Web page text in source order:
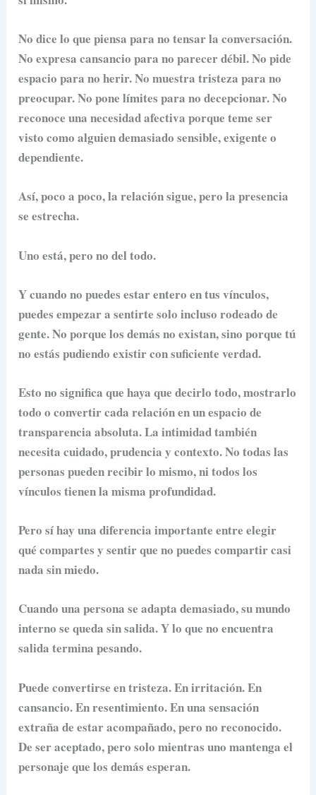
No dice lo que piensa para no tensar la conversación.
No expresa cansancio para no parecer débil. No pide
espacio para no herir. No muestra tristeza para no
preocupar. No pone límites para no decepcionar. No
reconoce una necesidad afectiva porque teme ser
visto como alguien demasiado sensible, exigente o
dependiente.
Así, poco a poco, la relación sigue, pero la presencia
se estrecha.
Uno está, pero no del todo.
Y cuando no puedes estar entero en tus vínculos,
puedes empezar a sentirte solo incluso rodeado de
gente. No porque los demás no existan, sino porque tú
no estás pudiendo existir con suficiente verdad.
Esto no significa que haya que decirlo todo, mostrarlo
todo o convertir cada relación en un espacio de
transparencia absoluta. La intimidad también
necesita cuidado, prudencia y contexto. No todas las
personas pueden recibir lo mismo, ni todos los
vínculos tienen la misma profundidad.
Pero sí hay una diferencia importante entre elegir
qué compartes y sentir que no puedes compartir casi
nada sin miedo.
Cuando una persona se adapta demasiado, su mundo
interno se queda sin salida. Y lo que no encuentra
salida termina pesando.
Puede convertirse en tristeza. En irritación. En
cansancio. En resentimiento. En una sensación
extraña de estar acompañado, pero no reconocido.
De ser aceptado, pero solo mientras uno mantenga el
personaje que los demás esperan.